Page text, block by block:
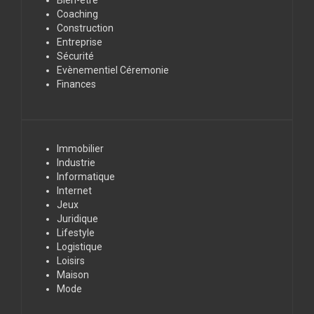
Coaching
Construction
Entreprise
Sécurité
Evènementiel Céremonie
Finances
Immobilier
Industrie
Informatique
Internet
Jeux
Juridique
Lifestyle
Logistique
Loisirs
Maison
Mode